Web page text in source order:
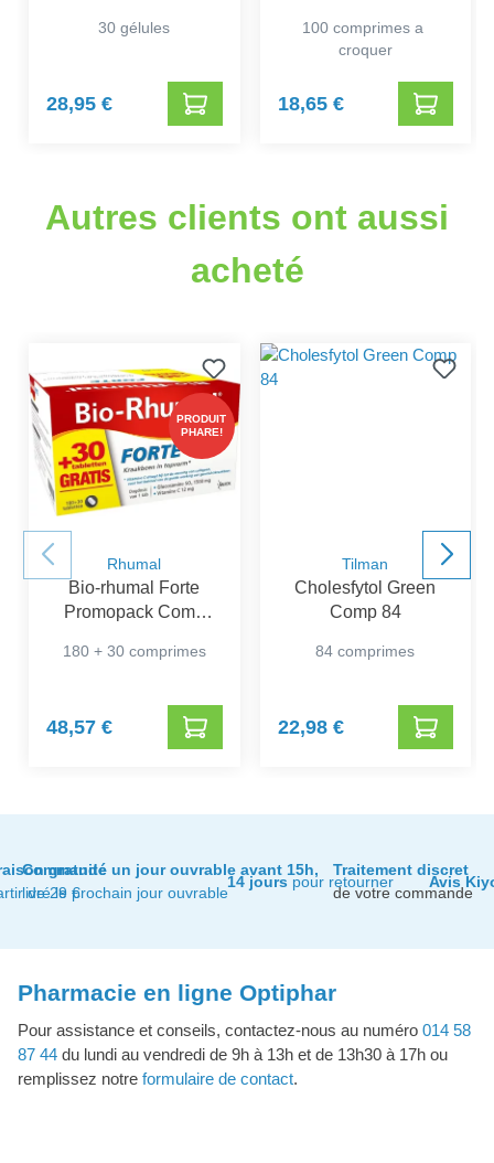
30 gélules
28,95 €
100 comprimes a
croquer
18,65 €
Autres clients ont aussi
acheté
PRODUIT
PHARE!
Rhumal
Bio-rhumal Forte
Promopack Comp
180 + 30 comprimes
48,57 €
Tilman
Cholesfytol Green
Comp 84
84 comprimes
22,98 €
gratuite
de 29 €
Commandé un jour ouvrable avant 15h,
livré le prochain jour ouvrable
14 jours pour retourner
Traitement discret
de votre commande
Avis
Pharmacie en ligne Optiphar
Pour assistance et conseils, contactez-nous au numéro 014 58
87 44 du lundi au vendredi de 9h à 13h et de 13h30 à 17h ou
remplissez notre formulaire de contact.